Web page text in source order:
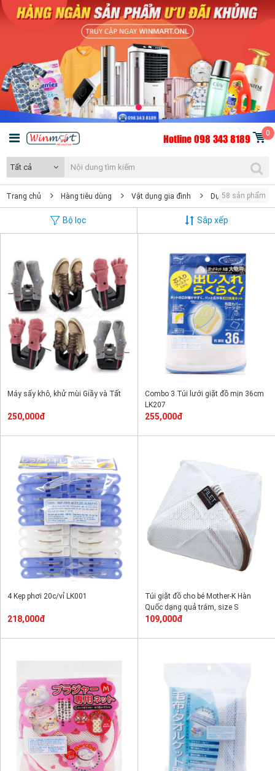
Hotline 098 343 8189 0
Tất cả
Trang chủ Hàng tiêu dùng Vật dụng gia đình Dụng cụ giặt ủi
58 sản phẩm
Bộ lọc Sắp xếp
Máy sấy khô, khử mùi Giầy và Tất
250,000đ
Combo 3 Túi lưới giặt đồ mịn 36cm
LK207
255,000đ
4 Kẹp phơi 20c/vỉ LK001
218,000đ
Túi giặt đồ cho bé Mother-K Hàn
Quốc dạng quả trám, size S
109,000đ